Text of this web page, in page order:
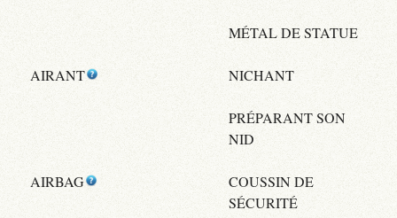
MÉTAL DE STATUE
AIRANT NICHANT
PRÉPARANT SON
NID
AIRBAG
COUSSIN DE
SÉCURITÉ